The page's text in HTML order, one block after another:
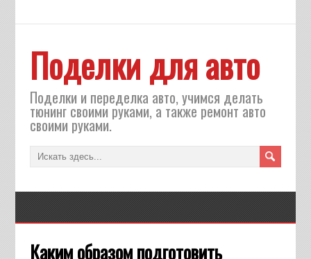
Поделки для авто
Поделки и переделка авто, учимся делать
тюнинг своими руками, а также ремонт авто
своими руками.
Каким образом подготовить